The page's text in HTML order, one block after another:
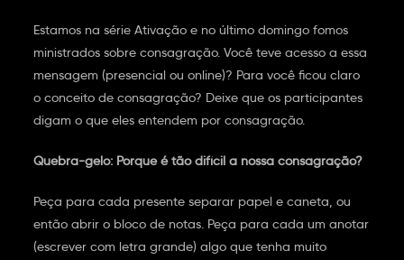
Estamos na série Ativação e no último domingo fomos
ministrados sobre consagração. Você teve acesso a essa
mensagem (presencial ou online)? Para você ficou claro
o conceito de consagração? Deixe que os participantes
digam o que eles entendem por consagração.
Quebra-gelo: Porque é tão difícil a nossa consagração?
Peça para cada presente separar papel e caneta, ou
então abrir o bloco de notas. Peça para cada um anotar
(escrever com letra grande) algo que tenha muito